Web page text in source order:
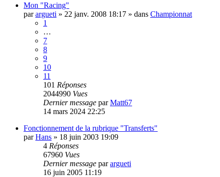
Mon "Racing"
parargueti » 22 janv. 2008 18:17 » dans Championnat
1
…
7
8
9
10
11
101 Réponses
2044990 Vues
Dernier message parMatt67
14 mars 2024 22:25
Fonctionnement de la rubrique "Transferts"
parHans » 18 juin 2003 19:09
4 Réponses
67960 Vues
Dernier message parargueti
16 juin 2005 11:19